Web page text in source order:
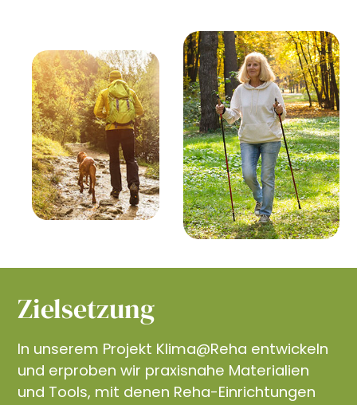
Zielsetzung
In unserem Projekt Klima@Reha entwickeln
und erproben wir praxisnahe Materialien
und Tools, mit denen Reha-Einrichtungen